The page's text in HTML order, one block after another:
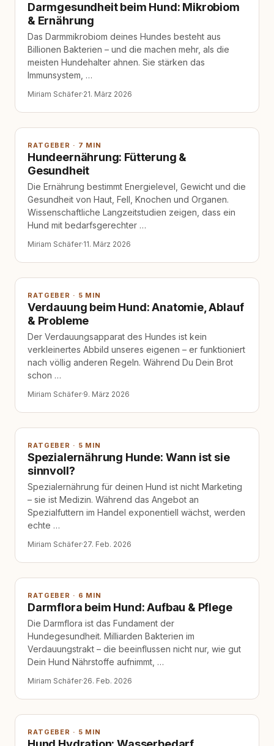
Darmgesundheit beim Hund: Mikrobiom
& Ernährung
Das Darmmikrobiom deines Hundes besteht aus
Billionen Bakterien – und die machen mehr, als die
meisten Hundehalter ahnen. Sie stärken das
Immunsystem, …
Miriam Schäfer·21. März 2026
RATGEBER · 7 MIN
Hundeernährung: Fütterung &
Gesundheit
Die Ernährung bestimmt Energielevel, Gewicht und die
Gesundheit von Haut, Fell, Knochen und Organen.
Wissenschaftliche Langzeitstudien zeigen, dass ein
Hund mit bedarfsgerechter …
Miriam Schäfer·11. März 2026
RATGEBER · 5 MIN
Verdauung beim Hund: Anatomie, Ablauf
& Probleme
Der Verdauungsapparat des Hundes ist kein
verkleinertes Abbild unseres eigenen – er funktioniert
nach völlig anderen Regeln. Während Du Dein Brot
schon …
Miriam Schäfer·9. März 2026
RATGEBER · 5 MIN
Spezialernährung Hunde: Wann ist sie
sinnvoll?
Spezialernährung für deinen Hund ist nicht Marketing
– sie ist Medizin. Während das Angebot an
Spezialfuttern im Handel exponentiell wächst, werden
echte …
Miriam Schäfer·27. Feb. 2026
RATGEBER · 6 MIN
Darmflora beim Hund: Aufbau & Pflege
Die Darmflora ist das Fundament der
Hundegesundheit. Milliarden Bakterien im
Verdauungstrakt – die beeinflussen nicht nur, wie gut
Dein Hund Nährstoffe aufnimmt, …
Miriam Schäfer·26. Feb. 2026
RATGEBER · 5 MIN